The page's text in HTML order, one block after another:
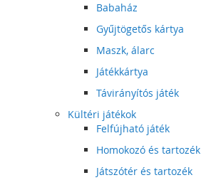
Babaház
Gyűjtögetős kártya
Maszk, álarc
Játékkártya
Távirányítós játék
Kültéri játékok
Felfújható játék
Homokozó és tartozék
Játszótér és tartozék